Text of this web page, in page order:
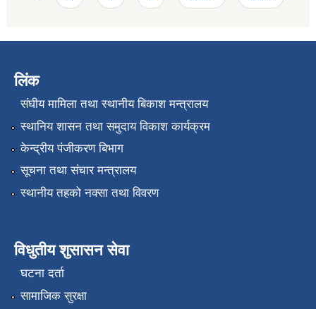
लिंक
संघीय मामिला तथा स्थानीय बिकाश मन्त्रालय
स्थानिय शासन तथा समुदाय विकाश कार्यक्रम
केन्द्रीय पंजीकरण बिभाग
सूचना तथा संचार मन्त्रालय
स्थानीय तहको नक्सा तथा विवरण
विधुतीय शुसासन सेवा
घटना दर्ता
सामाजिक सुरक्षा